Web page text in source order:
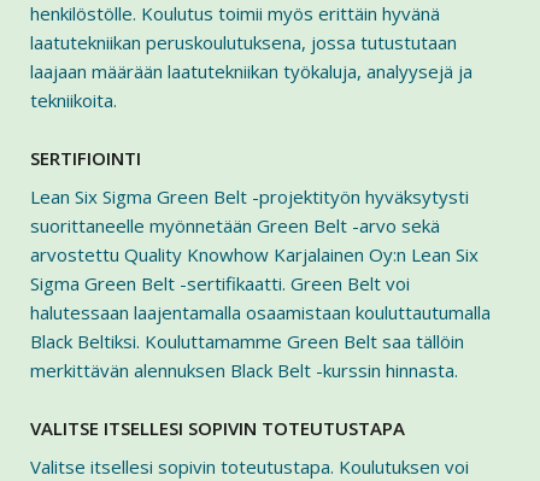
henkilöstölle. Koulutus toimii myös erittäin hyvänä
laatutekniikan peruskoulutuksena, jossa tutustutaan
laajaan määrään laatutekniikan työkaluja, analyysejä ja
tekniikoita.
SERTIFIOINTI
Lean Six Sigma Green Belt -projektityön hyväksytysti
suorittaneelle myönnetään Green Belt -arvo sekä
arvostettu Quality Knowhow Karjalainen Oy:n Lean Six
Sigma Green Belt -sertifikaatti. Green Belt voi
halutessaan laajentamalla osaamistaan kouluttautumalla
Black Beltiksi. Kouluttamamme Green Belt saa tällöin
merkittävän alennuksen Black Belt -kurssin hinnasta.
VALITSE ITSELLESI SOPIVIN TOTEUTUSTAPA
Valitse itsellesi sopivin toteutustapa. Koulutuksen voi